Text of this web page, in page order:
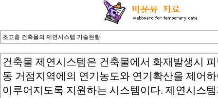
초고층 건축물의 제연시스템 기술현황
건축물 제연시스템은 건축물에서 화재발생시
동 거점지역에의 연기농도와 연기확산을 제어
이루어지도록 지원하는 시스템이다. 제연시스